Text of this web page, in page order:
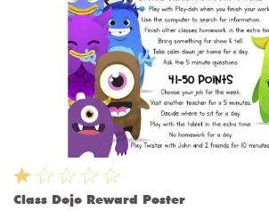
Class Dojo Reward Poster